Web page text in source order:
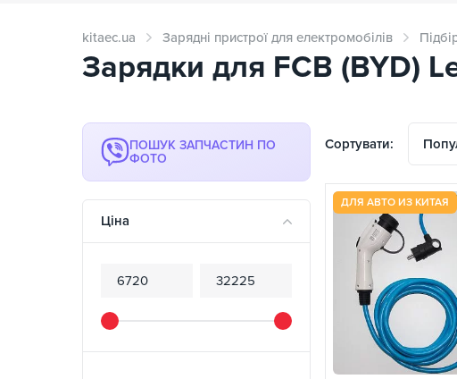
kitaec.ua Зарядні пристрої для електромобілів
Зарядки для FCB (BYD)
ПОШУК ЗАПЧАСТИН ПО
ФОТО
Ціна
Сортувати:
ДЛЯ АВТО ИЗ КИТАЯ